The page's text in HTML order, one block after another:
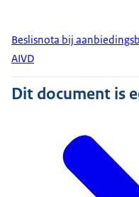
Beslisnota bij
AIVD
Dit document is